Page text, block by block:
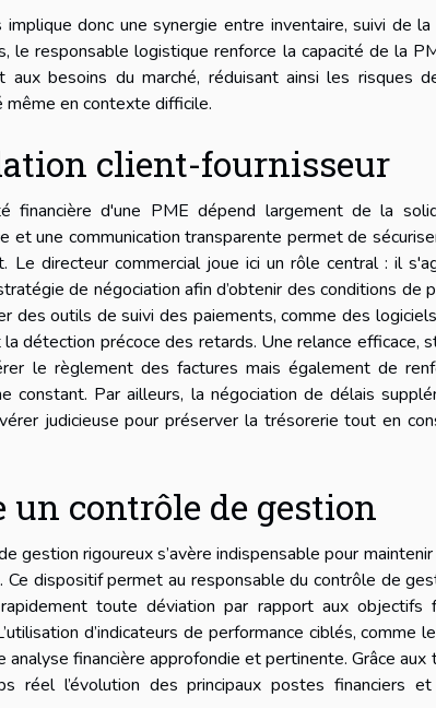
donc une synergie entre inventaire, suivi de
le responsable logistique renforce la capacité de la
aux besoins du marché, réduisant ainsi les risques
même en contexte difficile.
client-fournisseur
financière d'une PME dépend largement de la
et une communication transparente permet de
Le directeur commercial joue ici un rôle central : il
de négociation afin d’obtenir des conditions de
des outils de suivi des paiements, comme des
détection précoce des retards. Une relance efficace,
le règlement des factures mais également de
constant. Par ailleurs, la négociation de délais
judicieuse pour préserver la trésorerie tout en
un contrôle de gestion
gestion rigoureux s’avère indispensable pour
Ce dispositif permet au responsable du contrôle de
rapidement toute déviation par rapport aux
d’indicateurs de performance ciblés, comme
analyse financière approfondie et pertinente. Grâce
réel l’évolution des principaux postes financiers